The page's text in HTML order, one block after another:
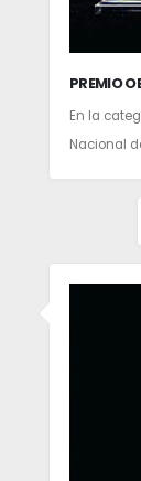
PREMIO
En la
Nacional